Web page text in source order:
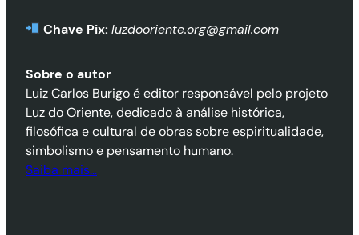
Chave Pix: luzdooriente.org@gmail.com
Sobre o autor
Luiz Carlos Burigo é editor responsável pelo projeto
Luz do Oriente, dedicado à análise histórica,
filosófica e cultural de obras sobre espiritualidade,
simbolismo e pensamento humano.
Saiba mais…